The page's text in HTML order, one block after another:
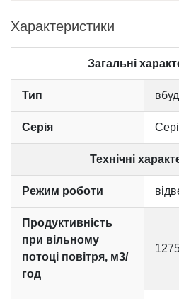
Характеристики
Загальні
Тип
Серія
Технічні
Режим роботи
Продуктивність
при вільному
потоці повітря, м3/
год